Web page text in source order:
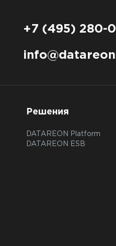
+7 (495) 280-
Решения
DATAREON Platform
DATAREON ESB